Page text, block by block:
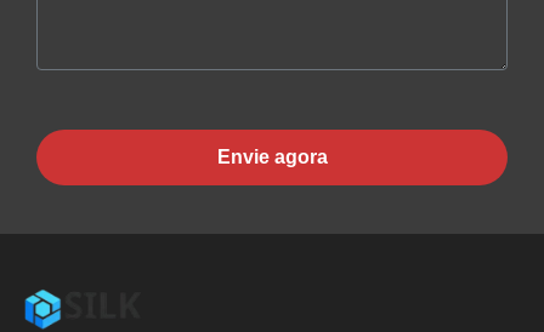
Envie agora